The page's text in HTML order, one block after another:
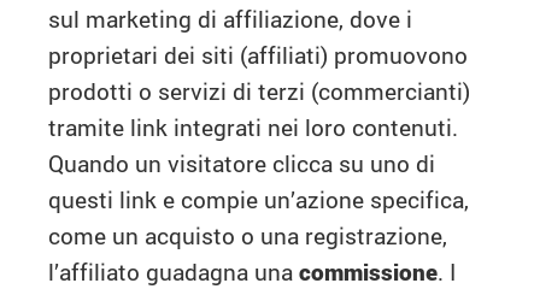
sul marketing di affiliazione, dove i
proprietari dei siti (affiliati) promuovono
prodotti o servizi di terzi (commercianti)
tramite link integrati nei loro contenuti.
Quando un visitatore clicca su uno di
questi link e compie un’azione specifica,
come un acquisto o una registrazione,
l’affiliato guadagna una commissione. I